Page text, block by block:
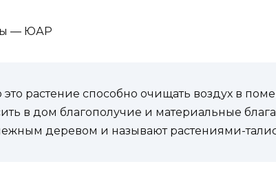
— ЮАР
это растение способно очищать воздух в
в дом благополучие и материальные
деревом и называют растениями-